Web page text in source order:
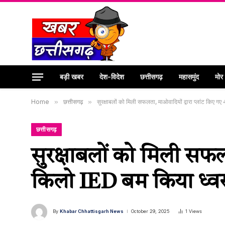
बड़ी खबर देश-विदेश छत्तीसगढ़ महासमुंद
Home » छत्तीसगढ़ » सुरक्षाबलों को मिली सफलता, माओवादियों द्वारा प्लांट किए
छत्तीसगढ़
सुरक्षाबलों को मिली
किलो IED बम किया
By Khabar Chhattisgarh News October 29, 2025 1 Views